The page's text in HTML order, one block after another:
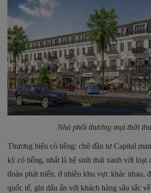
Nhà phối thương mại thời
Thương hiệu có tiếng: chủ đầu tư Capital
kỳ có tiếng, nhất là hệ sinh thái xanh với loạt
đoàn phát triển, ở nhiều khu vực khác nhau,
quốc tế, ghi dấu ấn với khách hàng sâu sắc